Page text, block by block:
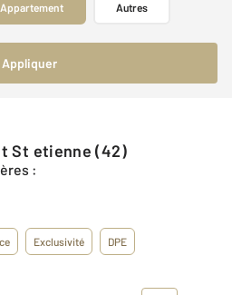
Appartement Autres
Appliquer
St etienne (42)
:
Exclusivité DPE